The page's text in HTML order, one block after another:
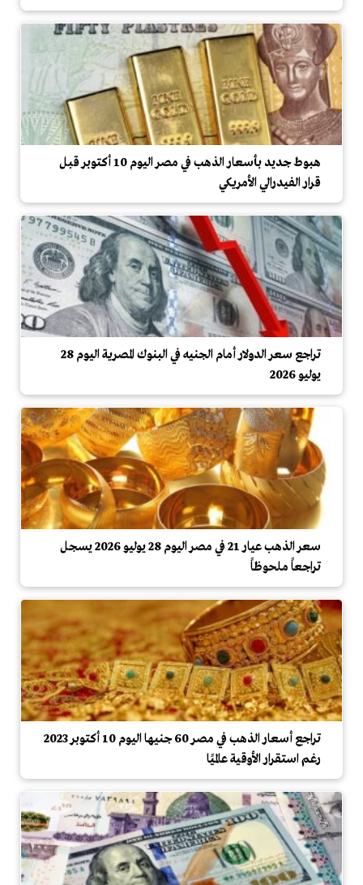
هبوط جديد بأسعار الذهب في مصر اليوم 10 أكتوبر قبل
قرار الفيدرالي الأمريكي
تراجع سعر الدولار أمام الجنيه في البنوك المصرية اليوم 28
يوليو 2026
سعر الذهب عيار 21 في مصر اليوم 28 يوليو 2026 يسجل
تراجعاً ملحوظاً
تراجع أسعار الذهب في مصر 60 جنيها اليوم 10 أكتوبر 2023
رغم استقرار الأوقية عالميًا